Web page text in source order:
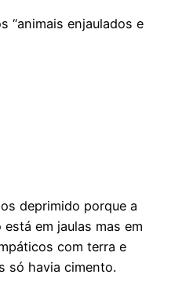
“animais enjaulados e
deprimido porque a
em jaulas mas em
com terra e
só havia cimento.